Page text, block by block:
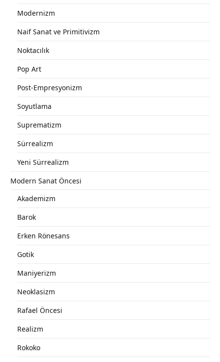
Modernizm
Naif Sanat ve Primitivizm
Noktacılık
Pop Art
Post-Empresyonizm
Soyutlama
Suprematizm
Sürrealizm
Yeni Sürrealizm
Modern Sanat Öncesi
Akademizm
Barok
Erken Rönesans
Gotik
Maniyerizm
Neoklasizm
Rafael Öncesi
Realizm
Rokoko